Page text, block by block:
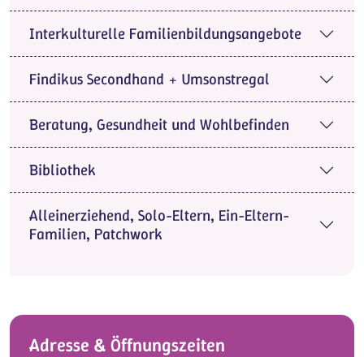
Interkulturelle Familienbildungsangebote
Findikus Secondhand + Umsonstregal
Beratung, Gesundheit und Wohlbefinden
Bibliothek
Alleinerziehend, Solo-Eltern, Ein-Eltern-
Familien, Patchwork
Adresse & Öffnungszeiten